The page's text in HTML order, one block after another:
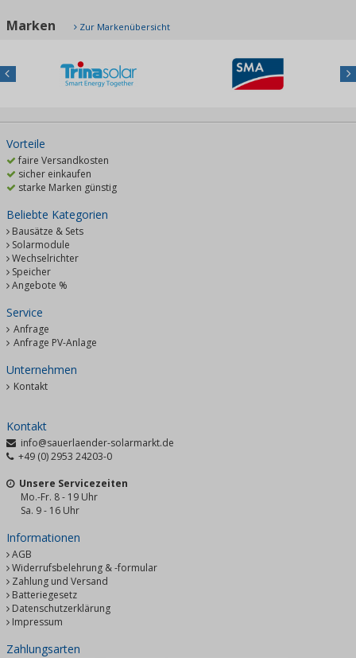
Marken Zur Markenübersicht
Vorteile
faire Versandkosten
sicher einkaufen
starke Marken günstig
Beliebte Kategorien
Bausätze & Sets
Solarmodule
Wechselrichter
Speicher
Angebote %
Service
Anfrage
Anfrage PV-Anlage
Unternehmen
Kontakt
Kontakt
info@sauerlaender-solarmarkt.de
+49 (0) 2953 24203-0
Unsere Servicezeiten
Mo.-Fr. 8 - 19 Uhr
Sa. 9 - 16 Uhr
Informationen
AGB
Widerrufsbelehrung & -formular
Zahlung und Versand
Batteriegesetz
Datenschutzerklärung
Impressum
Zahlungsarten